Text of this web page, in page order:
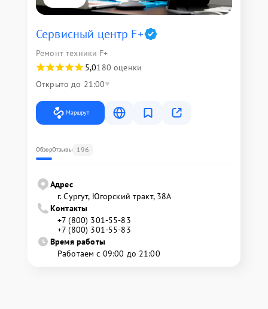
Сервисный центр F+
Ремонт техники F+
5,0180 оценки
Открыто до 21:00
Маршрут
ОбзорОтзывы 196
Адрес
г. Сургут, Югорский тракт, 38А
Контакты
+7 (800) 301-55-83
+7 (800) 301-55-83
Время работы
Работаем с 09:00 до 21:00